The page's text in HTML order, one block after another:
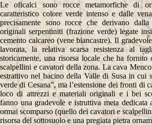
Le oficalci sono rocce metamorfiche di
caratteristico colore verde intenso e dalle
precisamente sono rocce che derivano dalla
originali serpentiniti (frazione verde) legate
cemento calcareo (vene biancastre). Il
lavorata, la relativa scarsa resistenza al
storicamente, una risorsa locale che ha fornito
scalpellini e cavatori della zona. La cava
estrattivo nel bacino della Valle di Susa in cui
verde di Cesana”, ma l’estensione dei fronti di
loco di attrezzi e materiali originali e i bei
fanno una gradevole e istruttiva meta dedicata
ormai scomparso (quello dei cavatori e
risorsa del sottosuolo e una pregiata pietra